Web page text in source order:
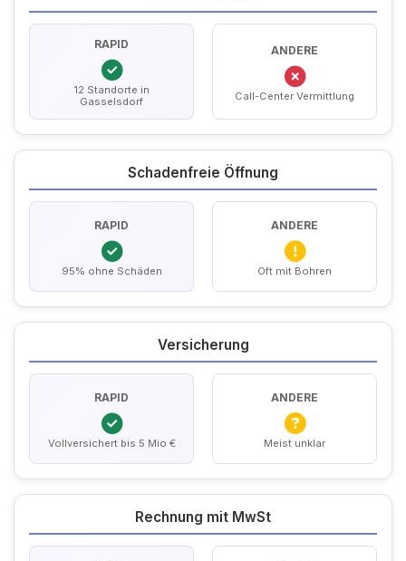
RAPID
12 Standorte in
Gasselsdorf
ANDERE
Call-Center Vermittlung
Schadenfreie Öffnung
RAPID
95% ohne Schäden
ANDERE
Oft mit Bohren
Versicherung
RAPID
Vollversichert bis 5 Mio €
ANDERE
Meist unklar
Rechnung mit MwSt